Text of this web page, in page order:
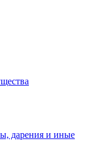
дарения и иные